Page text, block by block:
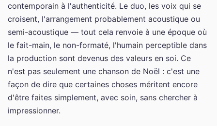
contemporain à l'authenticité. Le duo, les voix qui se
croisent, l'arrangement probablement acoustique ou
semi-acoustique — tout cela renvoie à une époque où
le fait-main, le non-formaté, l'humain perceptible dans
la production sont devenus des valeurs en soi. Ce
n'est pas seulement une chanson de Noël : c'est une
façon de dire que certaines choses méritent encore
d'être faites simplement, avec soin, sans chercher à
impressionner.